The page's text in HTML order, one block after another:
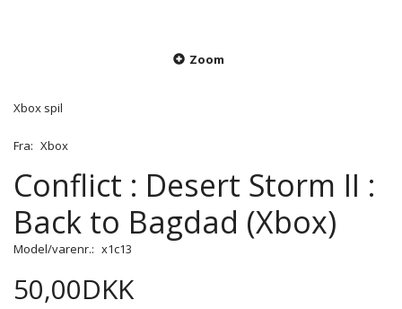
Zoom
Xbox spil
Fra: Xbox
Conflict : Desert Storm II :
Back to Bagdad (Xbox)
Model/varenr.: x1c13
50,00DKK